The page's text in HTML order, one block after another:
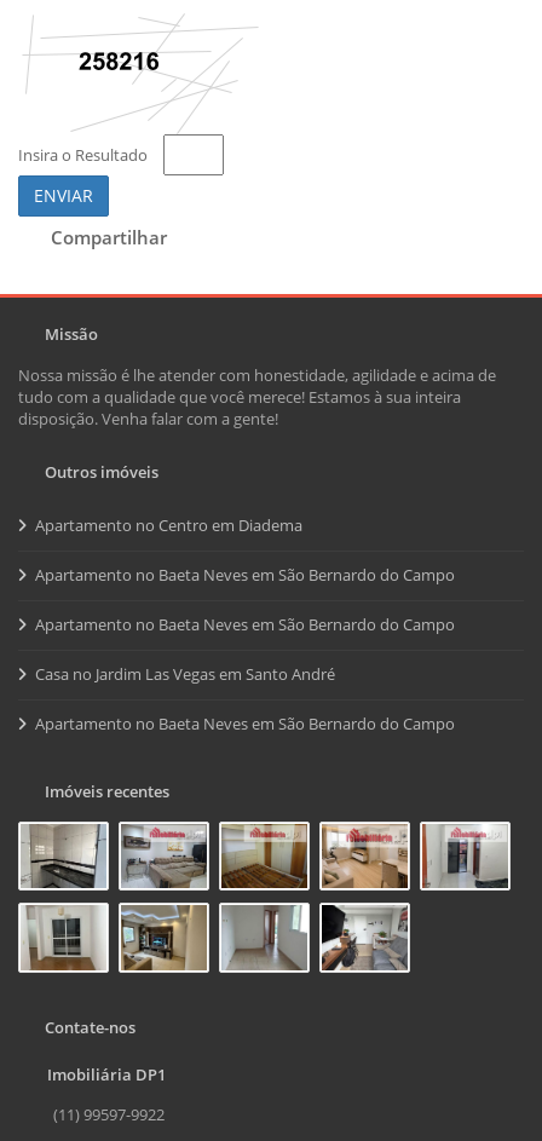
Insira o Resultado
ENVIAR
Compartilhar
Missão
Nossa missão é lhe atender com honestidade, agilidade e acima de
tudo com a qualidade que você merece! Estamos à sua inteira
disposição. Venha falar com a gente!
Outros imóveis
Apartamento no Centro em Diadema
Apartamento no Baeta Neves em São Bernardo do Campo
Apartamento no Baeta Neves em São Bernardo do Campo
Casa no Jardim Las Vegas em Santo André
Apartamento no Baeta Neves em São Bernardo do Campo
Imóveis recentes
Contate-nos
Imobiliária DP1
(11) 99597-9922